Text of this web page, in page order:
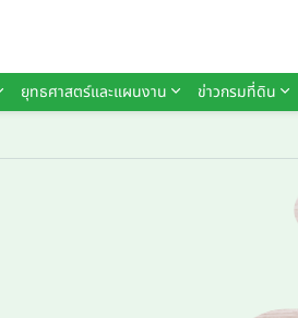
ยุทธศาสตร์และแผนงาน ข่าวกรมที่ดิน